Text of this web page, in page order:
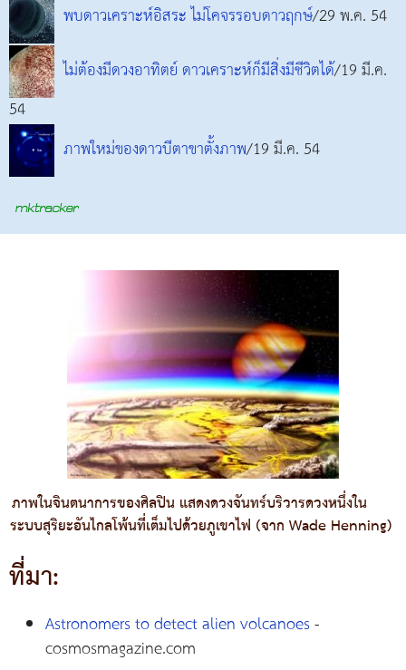
พบดาวเคราะห์อิสระ ไม่โคจรรอบดาวฤกษ์/29 พ.ค. 54
ไม่ต้องมีดวงอาทิตย์ ดาวเคราะห์ก็มีสิ่งมีชีวิตได้/19 มี.ค.
54
ภาพใหม่ของดาวบีตาขาตั้งภาพ/19 มี.ค. 54
ภาพในจินตนาการของศิลปิน แสดงดวงจันทร์บริวารดวงหนึ่งใน
ระบบสุริยะอันไกลโพ้นที่เต็มไปด้วยภูเขาไฟ (จาก Wade Henning)
ที่มา:
Astronomers to detect alien volcanoes-
cosmosmagazine.com